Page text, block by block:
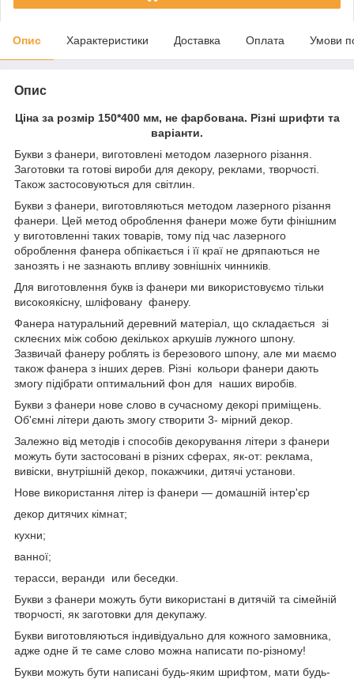
Опис Характеристики Доставка Оплата Умови
Опис
Ціна за розмір 150*400 мм, не фарбована. Різні шрифти та
варіанти.
Букви з фанери, виготовлені методом лазерного різання.
Заготовки та готові вироби для декору, реклами, творчості.
Також застосовуються для світлин.
Букви з фанери, виготовляються методом лазерного різання
фанери. Цей метод оброблення фанери може бути фінішним
у виготовленні таких товарів, тому під час лазерного
оброблення фанера обпікається і її краї не дряпаються не
занозять і не зазнають впливу зовнішніх чинників.
Для виготовлення букв із фанери ми використовуємо тільки
високоякісну, шліфовану фанеру.
Фанера натуральний деревний матеріал, що складається зі
склеєних між собою декількох аркушів лужного шпону.
Зазвичай фанеру роблять із березового шпону, але ми маємо
також фанера з інших дерев. Різні кольори фанери дають
змогу підібрати оптимальний фон для наших виробів.
Букви з фанери нове слово в сучасному декорі приміщень.
Об'ємні літери дають змогу створити 3- мірний декор.
Залежно від методів і способів декорування літери з фанери
можуть бути застосовані в різних сферах, як-от: реклама,
вивіски, внутрішній декор, покажчики, дитячі установи.
Нове використання літер із фанери — домашній інтер'єр
декор дитячих кімнат;
кухни;
ванної;
терасси, веранди или беседки.
Букви з фанери можуть бути використані в дитячій та сімейній
творчості, як заготовки для декупажу.
Букви виготовляються індивідуально для кожного замовника,
адже одне й те саме слово можна написати по-різному!
Букви можуть бути написані будь-яким шрифтом, мати будь-